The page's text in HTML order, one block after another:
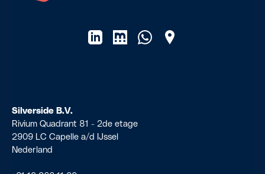
Silverside B.V.
Rivium Quadrant 81 - 2de etage
2909 LC Capelle a/d IJssel
Nederland